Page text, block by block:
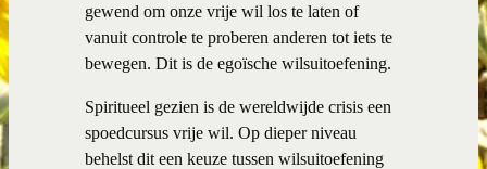
gewend om onze vrije wil los te laten of
vanuit controle te proberen anderen tot iets te
bewegen. Dit is de egoïsche wilsuitoefening.
Spiritueel gezien is de wereldwijde crisis een
spoedcursus vrije wil. Op dieper niveau
behelst dit een keuze tussen wilsuitoefening